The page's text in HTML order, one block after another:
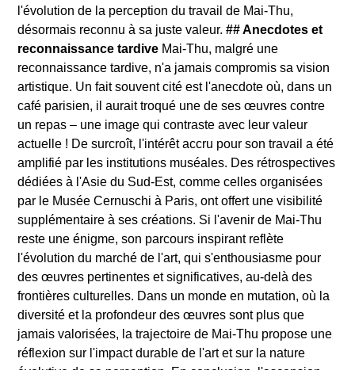
l'évolution de la perception du travail de Mai-Thu,
désormais reconnu à sa juste valeur.## Anecdotes et
reconnaissance tardive Mai-Thu, malgré une
reconnaissance tardive, n'a jamais compromis sa vision
artistique. Un fait souvent cité est l'anecdote où, dans un
café parisien, il aurait troqué une de ses œuvres contre
un repas – une image qui contraste avec leur valeur
actuelle ! De surcroît, l'intérêt accru pour son travail a été
amplifié par les institutions muséales. Des rétrospectives
dédiées à l'Asie du Sud-Est, comme celles organisées
par le Musée Cernuschi à Paris, ont offert une visibilité
supplémentaire à ses créations. Si l'avenir de Mai-Thu
reste une énigme, son parcours inspirant reflète
l'évolution du marché de l'art, qui s'enthousiasme pour
des œuvres pertinentes et significatives, au-delà des
frontières culturelles. Dans un monde en mutation, où la
diversité et la profondeur des œuvres sont plus que
jamais valorisées, la trajectoire de Mai-Thu propose une
réflexion sur l'impact durable de l'art et sur la nature